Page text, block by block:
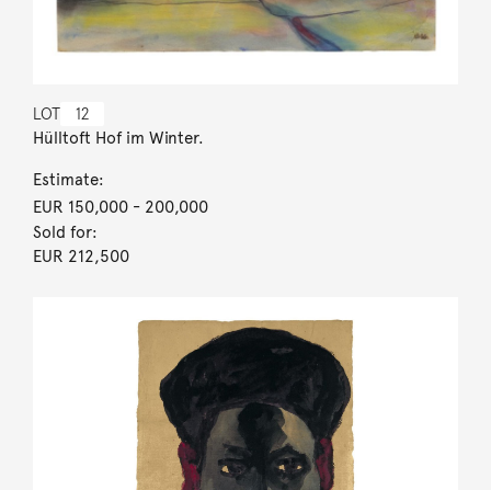
LOT 12
Hülltoft Hof im Winter.
Estimate:
EUR 150,000- 200,000
Sold for:
EUR 212,500